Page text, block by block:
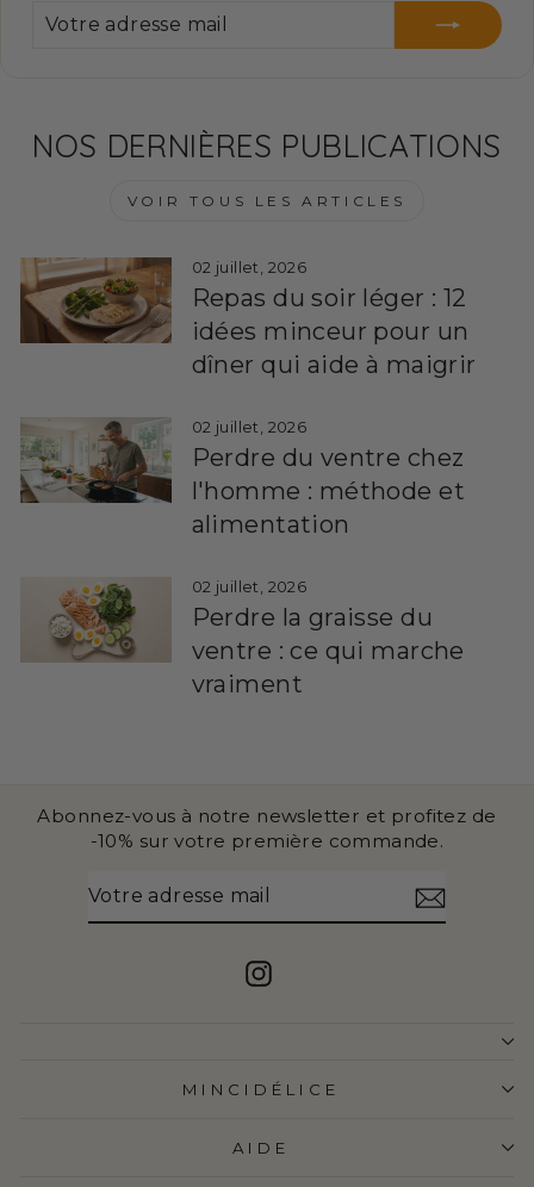
ADRESSE
S'INSCRIRE
NOS DERNIÈRES PUBLICATIONS
VOIR TOUS LES ARTICLES
02 juillet, 2026
Repas du soir léger : 12
idées minceur pour un
dîner qui aide à maigrir
02 juillet, 2026
Perdre du ventre chez
l'homme : méthode et
alimentation
02 juillet, 2026
Perdre la graisse du
ventre : ce qui marche
vraiment
Abonnez-vous à notre newsletter et profitez de
-10% sur votre première commande.
ADRESSE
Instagram
MINCIDÉLICE
AIDE